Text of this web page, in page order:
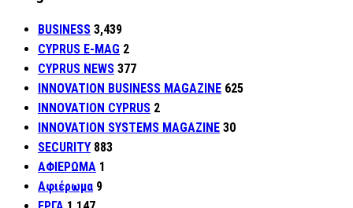
BUSINESS 3,439
CYPRUS E-MAG 2
CYPRUS NEWS 377
INNOVATION BUSINESS MAGAZINE 625
INNOVATION CYPRUS 2
INNOVATION SYSTEMS MAGAZINE 30
SECURITY 883
ΑΦΙΕΡΩΜΑ 1
Αφιέρωμα 9